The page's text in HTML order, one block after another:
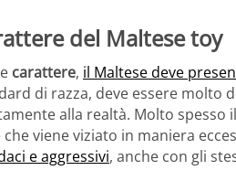
del Maltese toy
carattere, il Maltese deve
di razza, deve essere molto
alla realtà. Molto
che viene viziato in maniera
e aggressivi, anche con gli